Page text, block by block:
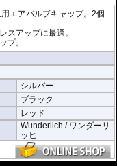
エアバルブキャップ。2個
スアップに最適。
プ。
シルバー
ブラック
レッド
Wunderlich / ワンダーリ
ッヒ